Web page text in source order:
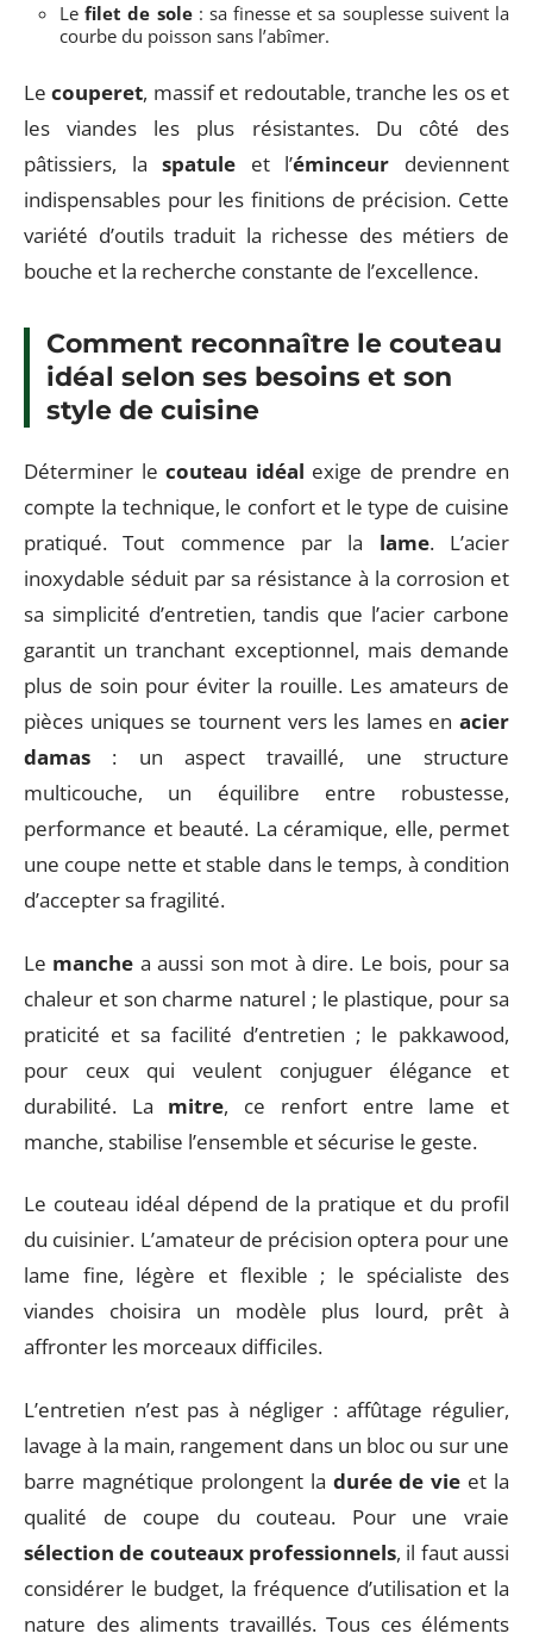
Lefilet de sole: sa finesse et sa souplesse suivent la
courbe du poisson sans l’abîmer.
Lecouperet, massif et redoutable, tranche les os et
les viandes les plus résistantes. Du côté des
pâtissiers, laspatule et l’éminceur deviennent
indispensables pour les finitions de précision. Cette
variété d’outils traduit la richesse des métiers de
bouche et la recherche constante de l’excellence.
Comment reconnaître le couteau
idéal selon ses besoins et son
style de cuisine
Déterminer lecouteau idéal exige de prendre en
compte la technique, le confort et le type de cuisine
pratiqué. Tout commence par la lame. L’acier
inoxydable séduit par sa résistance à la corrosion et
sa simplicité d’entretien, tandis que l’acier carbone
garantit un tranchant exceptionnel, mais demande
plus de soin pour éviter la rouille. Les amateurs de
pièces uniques se tournent vers les lames en acier
damas : un aspect travaillé, une structure
multicouche, un équilibre entre robustesse,
performance et beauté. La céramique, elle, permet
une coupe nette et stable dans le temps, à condition
d’accepter sa fragilité.
Le manche a aussi son mot à dire. Le bois, pour sa
chaleur et son charme naturel ; le plastique, pour sa
praticité et sa facilité d’entretien ; le pakkawood,
pour ceux qui veulent conjuguer élégance et
durabilité. La mitre, ce renfort entre lame et
manche, stabilise l’ensemble et sécurise le geste.
Le couteau idéal dépend de la pratique et du profil
du cuisinier. L’amateur de précision optera pour une
lame fine, légère et flexible ; le spécialiste des
viandes choisira un modèle plus lourd, prêt à
affronter les morceaux difficiles.
L’entretien n’est pas à négliger : affûtage régulier,
lavage à la main, rangement dans un bloc ou sur une
barre magnétique prolongent la durée de vie et la
qualité de coupe du couteau. Pour une vraie
sélection de couteaux professionnels, il faut aussi
considérer le budget, la fréquence d’utilisation et la
nature des aliments travaillés. Tous ces éléments